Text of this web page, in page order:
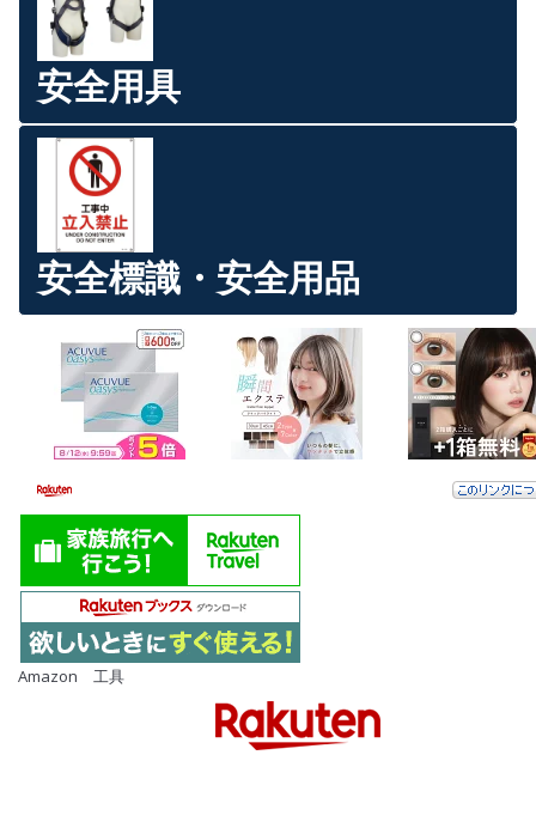
安全用具
安全標識・安全用品
Amazon 工具